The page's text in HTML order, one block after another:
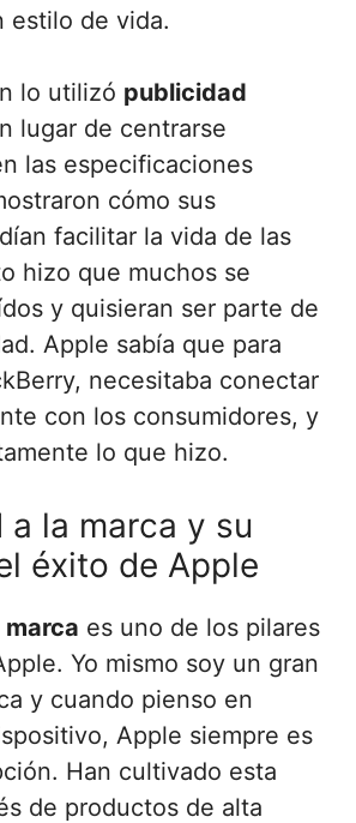
estilo de vida.
lo utilizó publicidad
lugar de centrarse
las especificaciones
cómo sus
facilitar la vida de las
hizo que muchos se
y quisieran ser parte de
Apple sabía que para
necesitaba conectar
con los consumidores, y
lo que hizo.
a la marca y su
éxito de Apple
es uno de los pilares
Yo mismo soy un gran
y cuando pienso en
Apple siempre es
Han cultivado esta
de productos de alta